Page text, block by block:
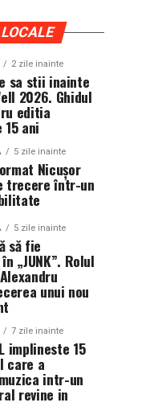
2 zile inainte
sa stii inainte
2026. Ghidul
editia
15 ani
5 zile inainte
Nicușor
trecere într-un
5 zile inainte
să fie
„JUNK”. Rolul
unui nou
7 zile inainte
implineste 15
care a
intr-un
revine in